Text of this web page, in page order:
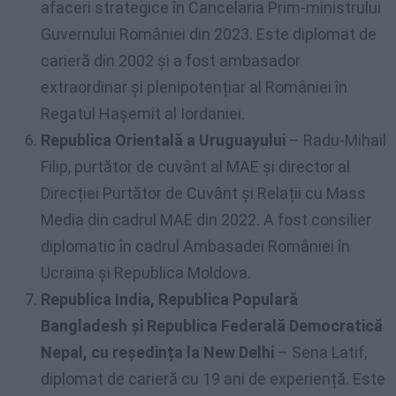
afaceri strategice în Cancelaria Prim-ministrului
Guvernului României din 2023. Este diplomat de
carieră din 2002 și a fost ambasador
extraordinar și plenipotențiar al României în
Regatul Hașemit al Iordaniei.
Republica Orientală a Uruguayului – Radu-Mihail
Filip, purtător de cuvânt al MAE și director al
Direcției Purtător de Cuvânt și Relații cu Mass
Media din cadrul MAE din 2022. A fost consilier
diplomatic în cadrul Ambasadei României în
Ucraina și Republica Moldova.
Republica India, Republica Populară
Bangladesh și Republica Federală Democratică
Nepal, cu reședința la New Delhi – Sena Latif,
diplomat de carieră cu 19 ani de experiență. Este